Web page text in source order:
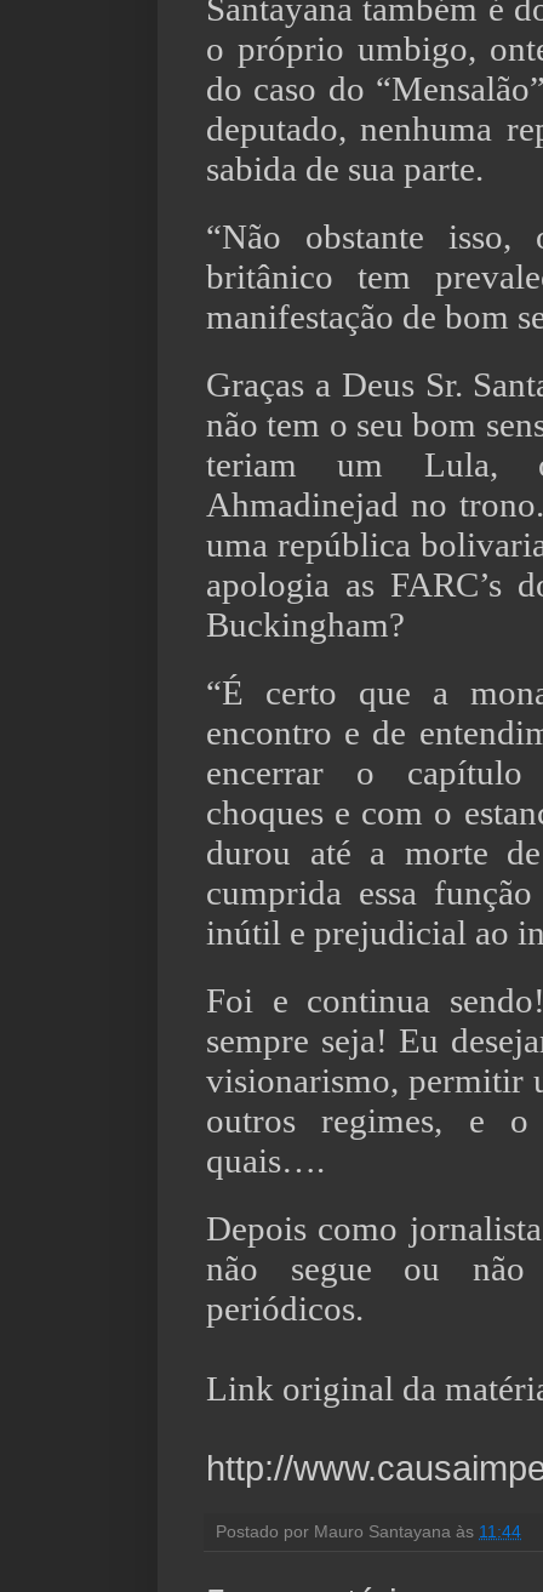
Santayana também é
o próprio umbigo,
do caso do
deputado, nenhuma
sabida de sua parte.
“Não obstante isso,
britânico tem
manifestação de bom
Graças a Deus Sr.
não tem o seu bom
teriam um Lula,
Ahmadinejad no
uma república
apologia as FARC’s
Buckingham?
“É certo que a
encontro e de
encerrar o
choques e com o
durou até a morte
cumprida essa
inútil e prejudicial ao
Foi e continua
sempre seja! Eu
visionarismo, permitir
outros regimes, e
quais….
Depois como
não segue ou
periódicos.
Link original da
http://
Postado por Mauro Santayana às 11:44